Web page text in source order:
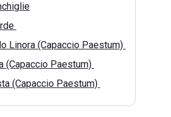
Linora (Capaccio Paestum)
(Capaccio Paestum)
(Capaccio Paestum)